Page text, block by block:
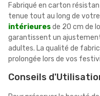
Fabriqué en carton
tenue tout au long de votre
intérieuresde 20 cm de
garantissent un
adultes. La qualité de
prolongée lors de vos
Conseils